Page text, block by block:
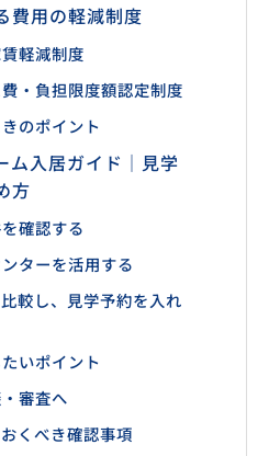
費用の軽減制度
軽減制度
・負担限度額認定制度
のポイント
ム入居ガイド｜見学
方
確認する
ターを活用する
較し、見学予約を入れ
いポイント
審査へ
くべき確認事項